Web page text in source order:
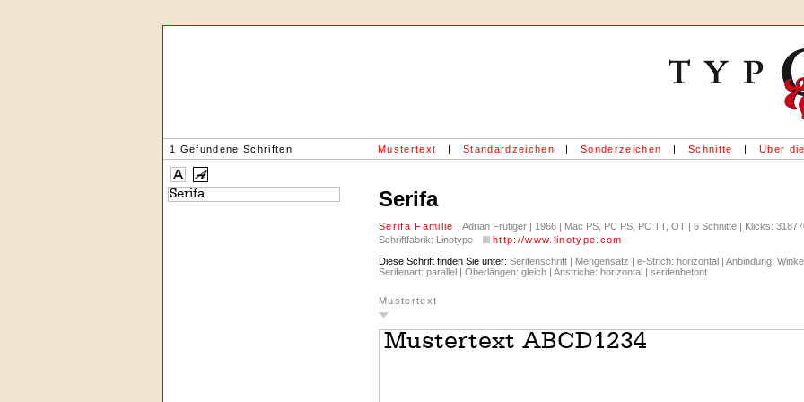
1 Gefundene Schriften Mustertext | Standardzeichen | Sonderzeichen | Schnitte | Über
Serifa
Serifa Familie | Adrian Frutiger | 1966 | Mac PS, PC PS, PC TT, OT | 6 Schnitte | Klicks:
Schriftfabrik: Linotype
http://www.linotype.com
Diese Schrift finden Sie unter: Serifenschrift | Mengensatz | e-Strich: horizontal | Anbindung:
Serifenart: parallel | Oberlängen: gleich | Anstriche: horizontal | serifenbetont
Mustertext